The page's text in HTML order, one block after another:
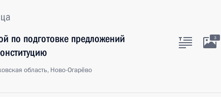
по подготовке предложений
область, Ново-Огарёво
3